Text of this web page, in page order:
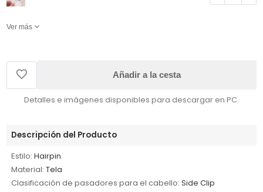
Ver más
Añadir a la cesta
Detalles e imágenes disponibles para descargar en PC.
Descripción del Producto
Estilo: Hairpin
Material: Tela
Clasificación de pasadores para el cabello: Side Clip